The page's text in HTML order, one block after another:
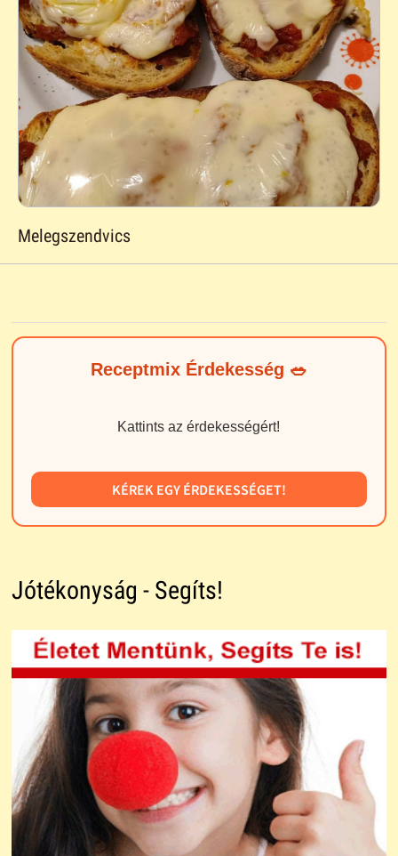
Melegszendvics
Receptmix Érdekesség 🥗
Kattints az érdekességért!
KÉREK EGY ÉRDEKESSÉGET!
Jótékonyság - Segíts!